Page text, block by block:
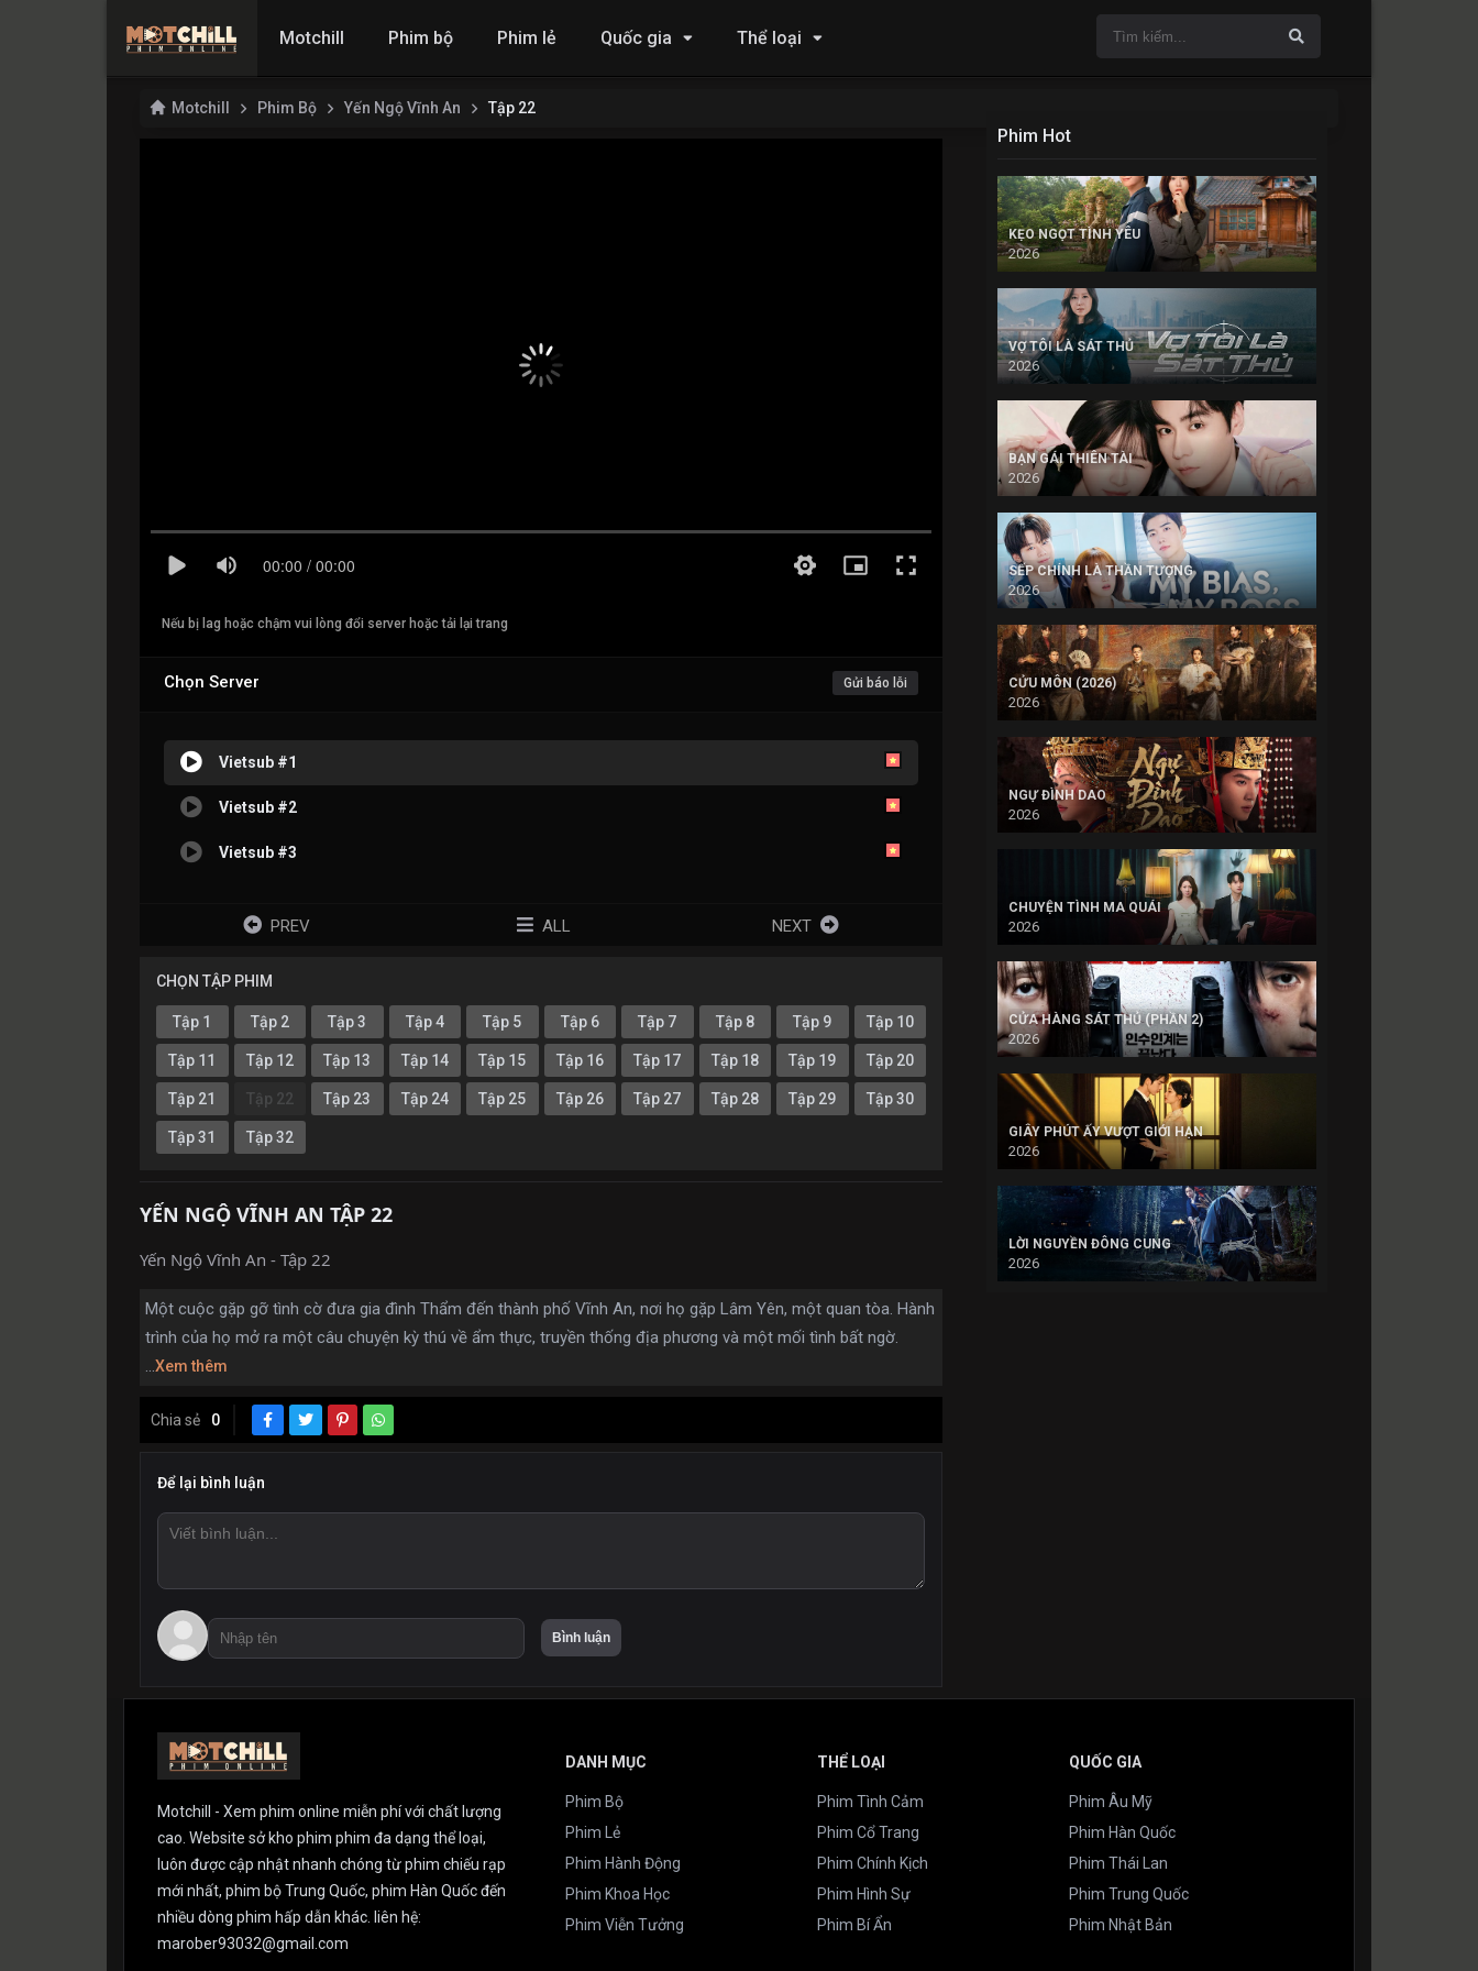
Motchill Phim bộ Phim lẻ Quốc gia Thể loại
Motchill Phim Bộ Yến Ngộ Vĩnh An Tập 22
Nếu bị lag hoặc chậm vui lòng đổi server hoặc tải lại trang
Chọn Server Gửi báo lỗi
Vietsub #1
Vietsub #2
Vietsub #3
PREV ALL NEXT
CHỌN TẬP PHIM
Tập 1 Tập 2 Tập 3 Tập 4 Tập 5 Tập 6 Tập 7 Tập 8 Tập 9 Tập 10
Tập 11 Tập 12 Tập 13 Tập 14 Tập 15 Tập 16 Tập 17 Tập 18 Tập 19 Tập 20
Tập 21 Tập 22 Tập 23 Tập 24 Tập 25 Tập 26 Tập 27 Tập 28 Tập 29 Tập 30
Tập 31 Tập 32
YẾN NGỘ VĨNH AN TẬP 22
Yến Ngộ Vĩnh An - Tập 22
Một cuộc gặp gỡ tình cờ đưa gia đình Thẩm đến thành phố Vĩnh An, nơi họ gặp Lâm Yên, một quan tòa. Hành
trình của họ mở ra một câu chuyện kỳ ​​thú về ẩm thực, truyền thống địa phương và một mối tình bất ngờ.
...Xem thêm
Chia sẻ 0
Để lại bình luận
Phim Hot
KẸO NGỌT TÌNH YÊU
2026
VỢ TÔI LÀ SÁT THỦ
2026
BẠN GÁI THIÊN TÀI
2026
SẾP CHÍNH LÀ THẦN TƯỢNG
2026
CỬU MÔN (2026)
2026
NGỰ ĐÌNH DAO
2026
CHUYỆN TÌNH MA QUÁI
2026
CỬA HÀNG SÁT THỦ (PHẦN 2)
2026
GIÂY PHÚT ẤY VƯỢT GIỚI HẠN
2026
LỜI NGUYỀN ĐÔNG CUNG
2026
Motchill - Xem phim online miễn phí với chất lượng
cao. Website sở kho phim phim đa dạng thể loại,
luôn được cập nhật nhanh chóng từ phim chiếu rạp
mới nhất, phim bộ Trung Quốc, phim Hàn Quốc đến
nhiều dòng phim hấp dẫn khác. liên hệ:
marober93032@gmail.com
DANH MỤC
Phim Bộ
Phim Lẻ
Phim Hành Động
Phim Khoa Học
Phim Viễn Tưởng
THỂ LOẠI
Phim Tình Cảm
Phim Cổ Trang
Phim Chính Kịch
Phim Hình Sự
Phim Bí Ẩn
QUỐC GIA
Phim Âu Mỹ
Phim Hàn Quốc
Phim Thái Lan
Phim Trung Quốc
Phim Nhật Bản